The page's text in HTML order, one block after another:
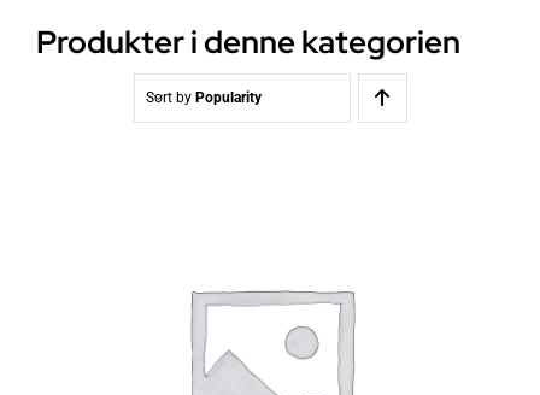
Kjøpsvilkår
Vann
Media & Events
Produkter i denne kategorien
Sort by Popularity